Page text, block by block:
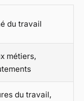
du travail
métiers,
du travail,